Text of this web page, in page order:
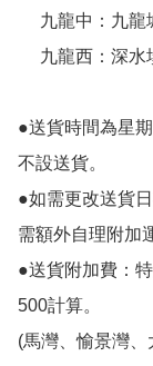
●送貨時間為星
不設送貨。
●如需更改送貨
需額外自理附加
●送貨附加費：
500計算。
(馬灣、愉景灣